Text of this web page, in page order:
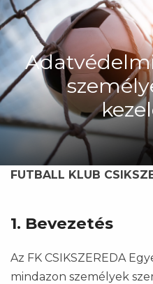
FUTBALL KLUB
1. Bevezetés
Az FK CSIKSZEREDA
mindazon személyek